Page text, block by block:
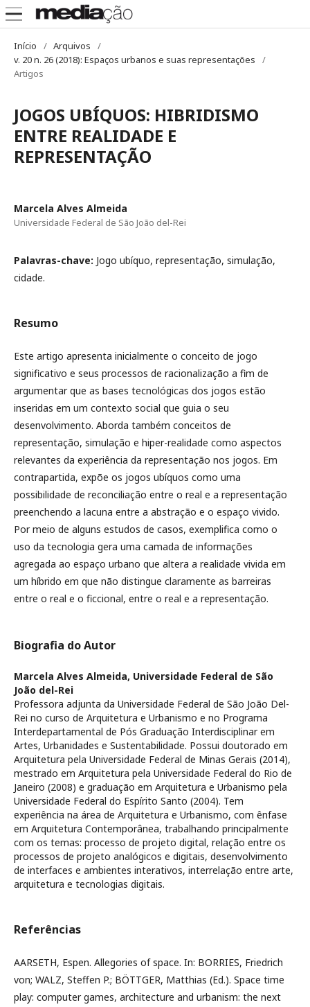
Início / Arquivos
/
v. 20 n. 26 (2018): Espaços urbanos e suas representações
/
Artigos
JOGOS UBÍQUOS: HIBRIDISMO
ENTRE REALIDADE E
REPRESENTAÇÃO
Marcela Alves Almeida
Universidade Federal de São João del-Rei
Palavras-chave: Jogo ubíquo, representação, simulação,
cidade.
Resumo
Este artigo apresenta inicialmente o conceito de jogo
significativo e seus processos de racionalização a fim de
argumentar que as bases tecnológicas dos jogos estão
inseridas em um contexto social que guia o seu
desenvolvimento. Aborda também conceitos de
representação, simulação e hiper-realidade como aspectos
relevantes da experiência da representação nos jogos. Em
contrapartida, expõe os jogos ubíquos como uma
possibilidade de reconciliação entre o real e a representação
preenchendo a lacuna entre a abstração e o espaço vivido.
Por meio de alguns estudos de casos, exemplifica como o
uso da tecnologia gera uma camada de informações
agregada ao espaço urbano que altera a realidade vivida em
um híbrido em que não distingue claramente as barreiras
entre o real e o ficcional, entre o real e a representação.
Biografia do Autor
Marcela Alves Almeida, Universidade Federal de São
João del-Rei
Professora adjunta da Universidade Federal de São João Del-
Rei no curso de Arquitetura e Urbanismo e no Programa
Interdepartamental de Pós Graduação Interdisciplinar em
Artes, Urbanidades e Sustentabilidade. Possui doutorado em
Arquitetura pela Universidade Federal de Minas Gerais (2014),
mestrado em Arquitetura pela Universidade Federal do Rio de
Janeiro (2008) e graduação em Arquitetura e Urbanismo pela
Universidade Federal do Espírito Santo (2004). Tem
experiência na área de Arquitetura e Urbanismo, com ênfase
em Arquitetura Contemporânea, trabalhando principalmente
com os temas: processo de projeto digital, relação entre os
processos de projeto analógicos e digitais, desenvolvimento
de interfaces e ambientes interativos, interrelação entre arte,
arquitetura e tecnologias digitais.
Referências
AARSETH, Espen. Allegories of space. In: BORRIES, Friedrich
von; WALZ, Steffen P.; BÖTTGER, Matthias (Ed.). Space time
play: computer games, architecture and urbanism: the next